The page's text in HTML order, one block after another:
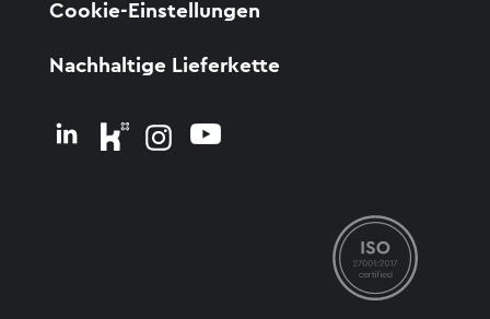
Cookie-Einstellungen
Nachhaltige Lieferkette